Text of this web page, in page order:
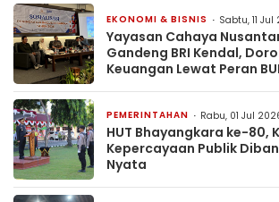
EKONOMI & BISNIS Sabtu, 11 Jul
Yayasan Cahaya
Gandeng BRI Kendal,
Keuangan Lewat Peran
PEMERINTAHAN Rabu, 01 Jul
HUT Bhayangkara ke-80,
Kepercayaan Publik
Nyata